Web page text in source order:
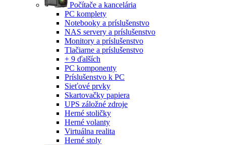
Počítače a kancelária
PC komplety
Notebooky a príslušenstvo
NAS servery a príslušenstvo
Monitory a príslušenstvo
Tlačiarne a príslušenstvo
+ 9 ďalších
PC komponenty
Príslušenstvo k PC
Sieťové prvky
Skartovačky papiera
UPS záložné zdroje
Herné stoličky
Herné volanty
Virtuálna realita
Herné stoly